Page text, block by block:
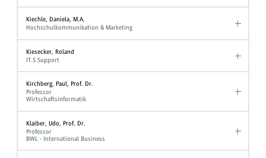
Kiechle, Daniela, M.A.
Hochschulkommunikation & Marketing
Kiesecker, Roland
IT.S Support
Kirchberg, Paul, Prof. Dr.
Professor
Wirtschaftsinformatik
Klaiber, Udo, Prof. Dr.
Professor
BWL - International Business